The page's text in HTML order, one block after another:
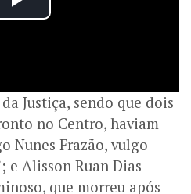
Justiça, sendo que dois
no Centro, haviam
Nunes Frazão, vulgo
e Alisson Ruan Dias
que morreu após